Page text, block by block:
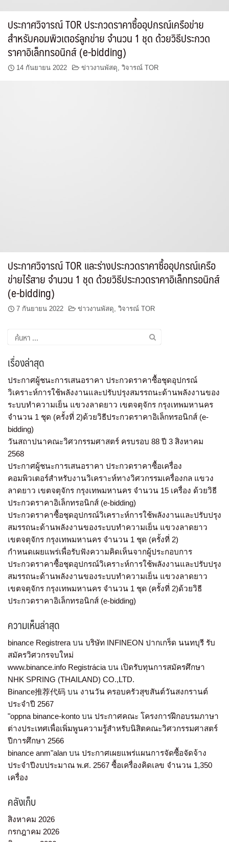
ประกาศวิจารณ์ TOR ประกวดราคาซื้ออุปกรณ์เครือข่าย
สำหรับคอมพิวเตอร์ลูกข่าย จำนวน 1 ชุด ด้วยวิธีประกวด
ราคาอิเล็กทรอนิกส์ (e-bidding)
14 กันยายน 2022 ข่าวงานพัสดุ, วิจารณ์ TOR
ประกาศวิจารณ์ TOR และร่างประกวดราคาซื้ออุปกรณ์เครือ
ข่ายไร้สาย จำนวน 1 ชุด ด้วยวิธีประกวดราคาอิเล็กทรอนิกส์
(e-bidding)
7 กันยายน 2022 ข่าวงานพัสดุ, วิจารณ์ TOR
เรื่องล่าสุด
ประกาศผู้ชนะการเสนอราคา ประกวดราคาซื้อชุดอุปกรณ์
วิเคราะห์การใช้พลังงานและปรับปรุงสมรรถนะด้านพลังงานของ
ระบบทำความเย็น แขวงลาดยาว เขตจตุจักร กรุงเทพมหานคร
จำนวน 1 ชุด (ครั้งที่ 2)ด้วยวิธีประกวดราคาอิเล็กทรอนิกส์ (e-
bidding)
วันสถาปนาคณะวิศวกรรมศาสตร์ ครบรอบ 88 ปี 3 สิงหาคม
2568
ประกาศผู้ชนะการเสนอราคา ประกวดราคาซื้อเครื่อง
คอมพิวเตอร์สำหรับงานวิเคราะห์ทางวิศวกรรมเครื่องกล แขวง
ลาดยาว เขตจตุจักร กรุงเทพมหานคร จำนวน 15 เครื่อง ด้วยวิธี
ประกวดราคาอิเล็กทรอนิกส์ (e-bidding)
ประกวดราคาซื้อชุดอุปกรณ์วิเคราะห์การใช้พลังงานและปรับปรุง
สมรรถนะด้านพลังงานของระบบทำความเย็น แขวงลาดยาว
เขตจตุจักร กรุงเทพมหานคร จำนวน 1 ชุด (ครั้งที่ 2)
กำหนดเผยแพร่เพื่อรับฟังความคิดเห็นจากผู้ประกอบการ
ประกวดราคาซื้อชุดอุปกรณ์วิเคราะห์การใช้พลังงานและปรับปรุง
สมรรถนะด้านพลังงานของระบบทำความเย็น แขวงลาดยาว
เขตจตุจักร กรุงเทพมหานคร จำนวน 1 ชุด (ครั้งที่ 2)ด้วยวิธี
ประกวดราคาอิเล็กทรอนิกส์ (e-bidding)
ความเห็นล่าสุด
binance Registreraบน บริษัท INFINEON ปากเกร็ด นนทบุรี รับ
สมัครวิศวกรจบใหม่
www.binance.info Registráciaบน เปิดรับทุนการสมัครศึกษา
NHK SPRING (THAILAND) CO.,LTD.
Binance推荐代码 บน งานวัน ครอบครัวสุขสันต์วันสงกรานต์
ประจำปี 2567
"oppna binance-konto บน ประกาศคณะ โครงการฝึกอบรมภาษา
ต่างประเทศเพื่อเพิ่มพูนความรู้สำหรับนิสิตคณะวิศวกรรมศาสตร์
ปีการศึกษา 2566
binance anm"alan บน ประกาศเผยแพร่แผนการจัดซื้อจัดจ้าง
ประจำปีงบประมาณ พ.ศ. 2567 ซื้อเครื่องคิดเลข จำนวน 1,350
เครื่อง
คลังเก็บ
สิงหาคม 2026
กรกฎาคม 2026